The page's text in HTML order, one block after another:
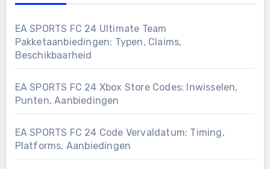
EA SPORTS FC 24 Ultimate Team
Pakketaanbiedingen: Typen, Claims,
Beschikbaarheid
EA SPORTS FC 24 Xbox Store Codes: Inwisselen,
Punten, Aanbiedingen
EA SPORTS FC 24 Code Vervaldatum: Timing,
Platforms, Aanbiedingen